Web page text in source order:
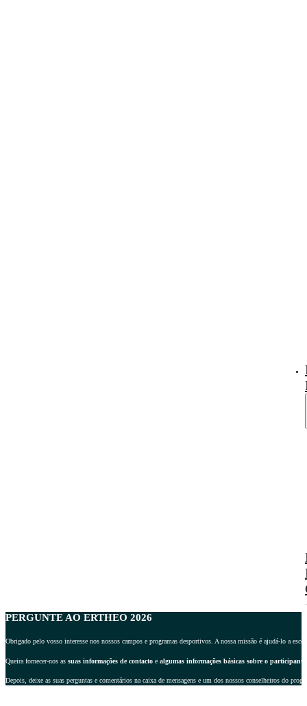
PERGUNTE AO ERTHEO 2026
Obrigado pelo vosso interesse nos nossos campos e programas desportivos. A nossa missão é ajudá-lo a
Queira fornecer-nos as suas informações de contacto e algumas informações básicas sobre o participante
Depois, deixe as suas perguntas e comentários na caixa de mensagens e um dos nossos conselheiros do